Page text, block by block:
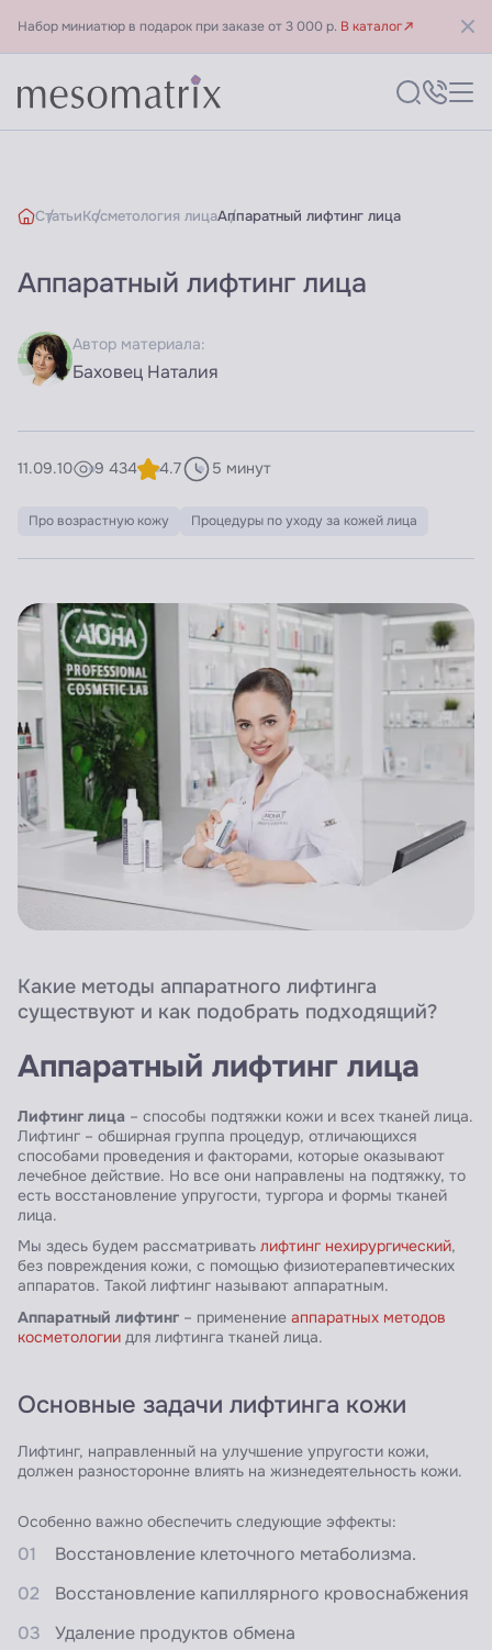
Набор миниатюр в подарок при заказе от 3 000 р. В каталог
СтатьиКосметология лицаАппаратный лифтинг лица
Аппаратный лифтинг лица
Автор материала:
Баховец Наталия
11.09.10 9 434 4.7 5 минут
Про возрастную кожу Процедуры по уходу за кожей лица
Какие методы аппаратного лифтинга
существуют и как подобрать подходящий?
Аппаратный лифтинг лица
Лифтинг лица – способы подтяжки кожи и всех тканей лица.
Лифтинг – обширная группа процедур, отличающихся
способами проведения и факторами, которые оказывают
лечебное действие. Но все они направлены на подтяжку, то
есть восстановление упругости, тургора и формы тканей
лица.
Мы здесь будем рассматривать лифтинг нехирургический,
без повреждения кожи, с помощью физиотерапевтических
аппаратов. Такой лифтинг называют аппаратным.
Аппаратный лифтинг – применение аппаратных методов
косметологии для лифтинга тканей лица.
Основные задачи лифтинга кожи
Лифтинг, направленный на улучшение упругости кожи,
должен разносторонне влиять на жизнедеятельность кожи.
Особенно важно обеспечить следующие эффекты:
Восстановление клеточного метаболизма.
Восстановление капиллярного кровоснабжения
Удаление продуктов обмена